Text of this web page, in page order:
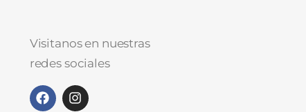
Visitanos en nuestras
redes sociales